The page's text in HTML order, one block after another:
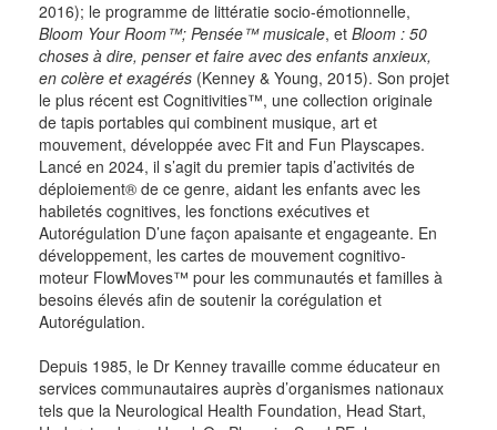
2016); le programme de littératie socio-émotionnelle,
Bloom Your Room™; Pensée™ musicale, et Bloom : 50
choses à dire, penser et faire avec des enfants anxieux,
en colère et exagérés (Kenney & Young, 2015). Son projet
le plus récent est Cognitivities™, une collection originale
de tapis portables qui combinent musique, art et
mouvement, développée avec Fit and Fun Playscapes.
Lancé en 2024, il s’agit du premier tapis d’activités de
déploiement® de ce genre, aidant les enfants avec les
habiletés cognitives, les fonctions exécutives et
Autorégulation D’une façon apaisante et engageante. En
développement, les cartes de mouvement cognitivo-
moteur FlowMoves™ pour les communautés et familles à
besoins élevés afin de soutenir la corégulation et
Autorégulation.
Depuis 1985, le Dr Kenney travaille comme éducateur en
services communautaires auprès d’organismes nationaux
tels que la Neurological Health Foundation, Head Start,